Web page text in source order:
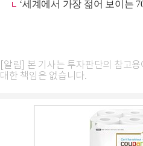
[알림] 본 기사는 투자판단의 참고
대한 책임은 없습니다.